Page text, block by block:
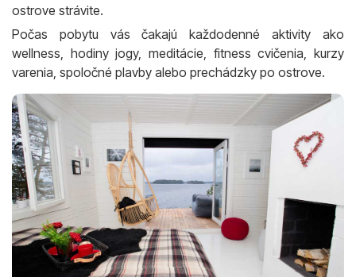
ostrove strávite.
Počas pobytu vás čakajú každodenné aktivity ako
wellness, hodiny jogy, meditácie, fitness cvičenia, kurzy
varenia, spoločné plavby alebo prechádzky po ostrove.